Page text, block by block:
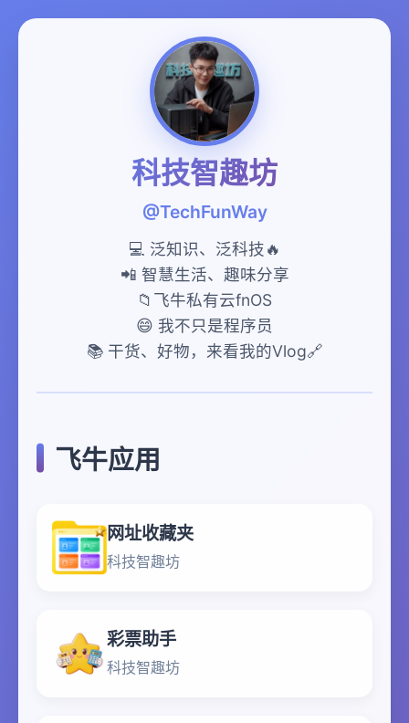
科技智趣坊
@TechFunWay
💻 泛知识、泛科技🔥
📲 智慧生活、趣味分享
📁飞牛私有云fnOS
😄 我不只是程序员
📚 干货、好物，来看我的Vlog🔗
飞牛应用
网址收藏夹
科技智趣坊
彩票助手
科技智趣坊